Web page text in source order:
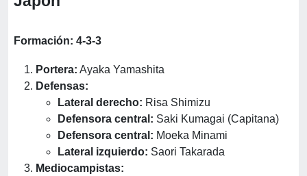
Formación: 4-3-3
Portera: Ayaka Yamashita
Defensas:
Lateral derecho: Risa Shimizu
Defensora central: Saki Kumagai (Capitana)
Defensora central: Moeka Minami
Lateral izquierdo: Saori Takarada
Mediocampistas: